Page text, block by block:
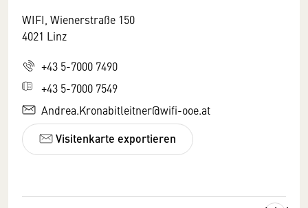
WIFI, Wienerstraße 150
4021 Linz
+43 5-7000 7490
+43 5-7000 7549
Andrea.Kronabitleitner@wifi-ooe.at
Visitenkarte exportieren